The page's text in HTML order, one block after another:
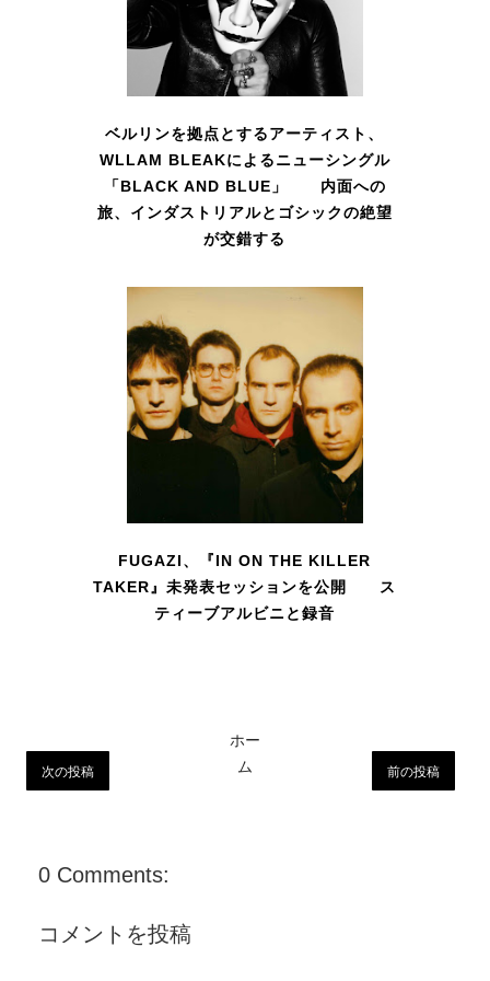
ベルリンを拠点とするアーティスト、
WLLAM BLEAKによるニューシングル
「BLACK AND BLUE」 内面への
旅、インダストリアルとゴシックの絶望
が交錯する
FUGAZI、『IN ON THE KILLER
TAKER』未発表セッションを公開 ス
ティーブアルビニと録音
次の投稿 前の投稿
ホー
ム
0 Comments:
コメントを投稿